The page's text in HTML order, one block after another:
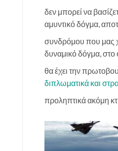
δεν μπορεί να
αμυντικό δόγμα,
συνδρόμου που μας
δυναμικό δόγμα,
θα έχει την
διπλωματικά και
προληπτικά ακόμη